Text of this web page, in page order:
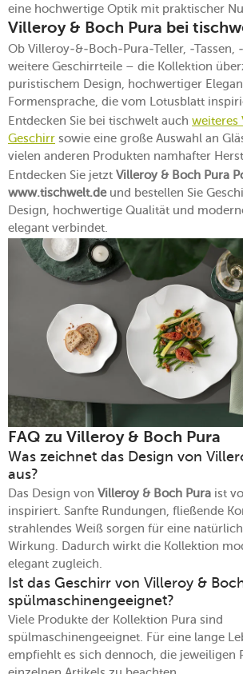
eine hochwertige Optik mit praktischer
Villeroy & Boch Pura bei
Ob Villeroy-&-Boch-Pura-Teller, -Tassen,
weitere Geschirrteile – die Kollektion
puristischem Design, hochwertiger
Formensprache, die vom Lotusblatt
Entdecken Sie bei tischwelt auch weiteres
Geschirr sowie eine große Auswahl an
vielen anderen Produkten namhafter
Entdecken Sie jetzt Villeroy & Boch Pura
www.tischwelt.deund bestellen Sie
Design, hochwertige Qualität und
elegant verbindet.
FAQ zu Villeroy & Boch Pura
Was zeichnet das Design von
aus?
Das Design von Villeroy & Boch Pura ist
inspiriert. Sanfte Rundungen, fließende
strahlendes Weiß sorgen für eine
Wirkung. Dadurch wirkt die Kollektion
elegant zugleich.
Ist das Geschirr von Villeroy &
spülmaschinengeeignet?
Viele Produkte der Kollektion Pura sind
spülmaschinengeeignet. Für eine lange
empfiehlt es sich dennoch, die jeweiligen